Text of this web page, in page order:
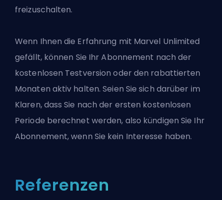
freizuschalten.
Wenn Ihnen die Erfahrung mit Marvel Unlimited
gefällt, können Sie Ihr Abonnement nach der
kostenlosen Testversion oder den rabattierten
Monaten aktiv halten. Seien Sie sich darüber im
Klaren, dass Sie nach der ersten kostenlosen
Periode berechnet werden, also kündigen Sie Ihr
Abonnement, wenn Sie kein Interesse haben.
Referenzen